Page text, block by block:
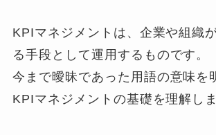
KPIマネジメントは、企業や組織
る手段として運用するものです。
今まで曖昧であった用語の意味を
KPIマネジメントの基礎を理解し